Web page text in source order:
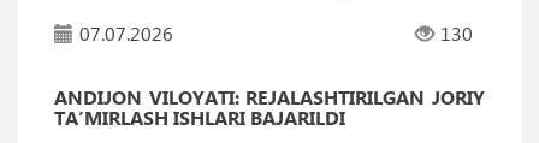
07.07.2026
130
ANDIJON VILOYATI: REJALASHTIRILGAN JORIY
TA’MIRLASH ISHLARI BAJARILDI